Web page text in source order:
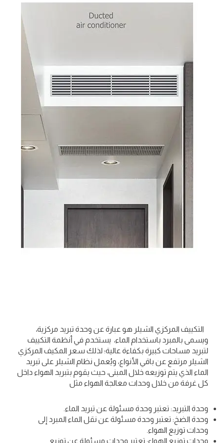
التكييف المركزي الشيلر هو عبارة عن وحدة تبريد مركزية،
ويسمى بالمبرد باستخدام الماء، يستخدم في أنظمة التكييف
لتبريد مساحات كبيرة بكفاءة عالية؛ لذلك سعر المكيف المركزي
الشيلر مرتفع عن باقي الأنواع، ويُعمل نظام الشيلر على تبريد
الماء الذي يتم توزيعه خلال المبنى، حيث يقوم بتبريد الهواء داخل
كل غرفة من خلال وحدات معالجة الهواء مثل
وحدة التبريد: تعتبر وحدة مسئولة عن تبريد الماء.
وحدة الضخ: تعتبر وحدة مسئولة عن نقل الماء المبرد إلى
وحدات توزيع الهواء.
وحدات توزيع الهواء: تعتبر وحدات مسئولة عن توزيع